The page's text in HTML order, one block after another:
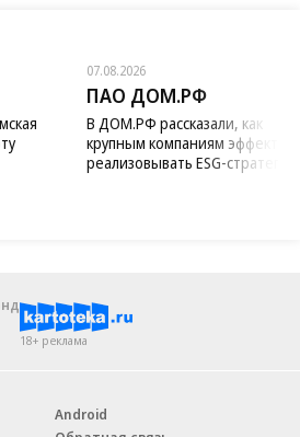
07.08.2026
ПАО ДОМ.РФ
В ДОМ.РФ рассказали, как
крупным компаниям
реализовывать ESG-стратегию
18+ реклама
Android